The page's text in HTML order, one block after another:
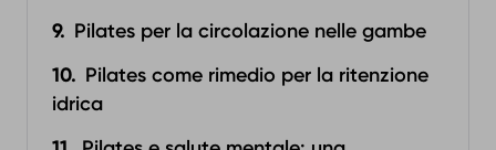
Pilates per la circolazione nelle gambe
Pilates come rimedio per la ritenzione
idrica